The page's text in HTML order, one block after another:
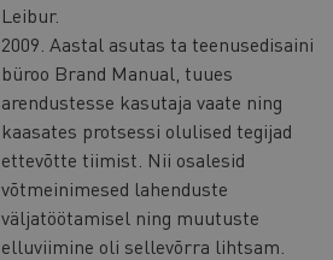
Leibur.
2009. Aastal asutas ta teenusedisaini
büroo Brand Manual, tuues
arendustesse kasutaja vaate ning
kaasates protsessi olulised tegijad
ettevõtte tiimist. Nii osalesid
võtmeinimesed lahenduste
väljatöötamisel ning muutuste
elluviimine oli sellevõrra lihtsam.